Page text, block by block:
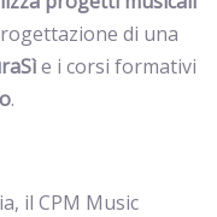
di una
e i corsi formativi
.
il CPM Music